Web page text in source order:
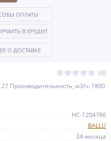
(0)
Производительность, м3/ч: 1800
ОПЛАТЫ
В КРЕДИТ
О ДОСТАВКЕ
НС-1204786
BALLU
24 месяца